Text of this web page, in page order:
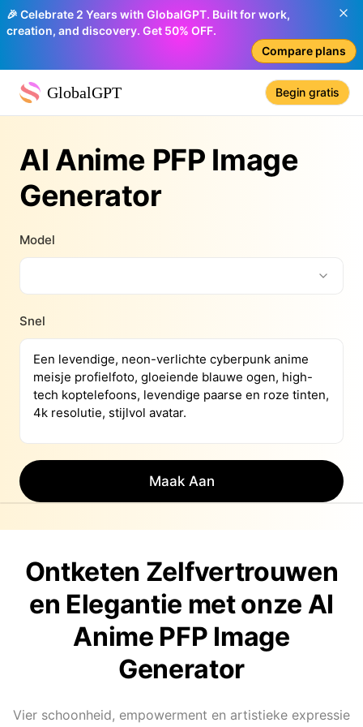
🎉 Celebrate 2 Years with GlobalGPT. Built for work,
creation, and discovery. Get 50% OFF.
Compare plans
GlobalGPT Begin gratis
AI Anime PFP Image
Generator
Model
Snel
Maak Aan
Ontketen Zelfvertrouwen
en Elegantie met onze AI
Anime PFP Image
Generator
Vier schoonheid, empowerment en artistieke expressie